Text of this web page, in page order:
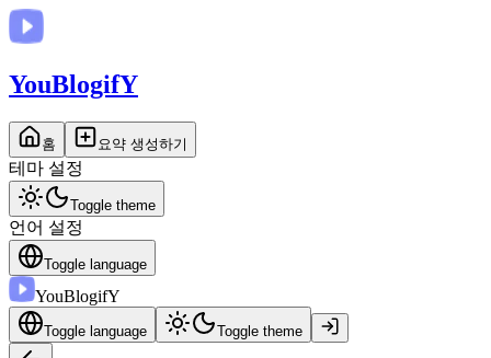
YouBlogifY
홈 요약 생성하기
테마 설정
Toggle theme
언어 설정
Toggle language
YouBlogifY
Toggle language Toggle theme